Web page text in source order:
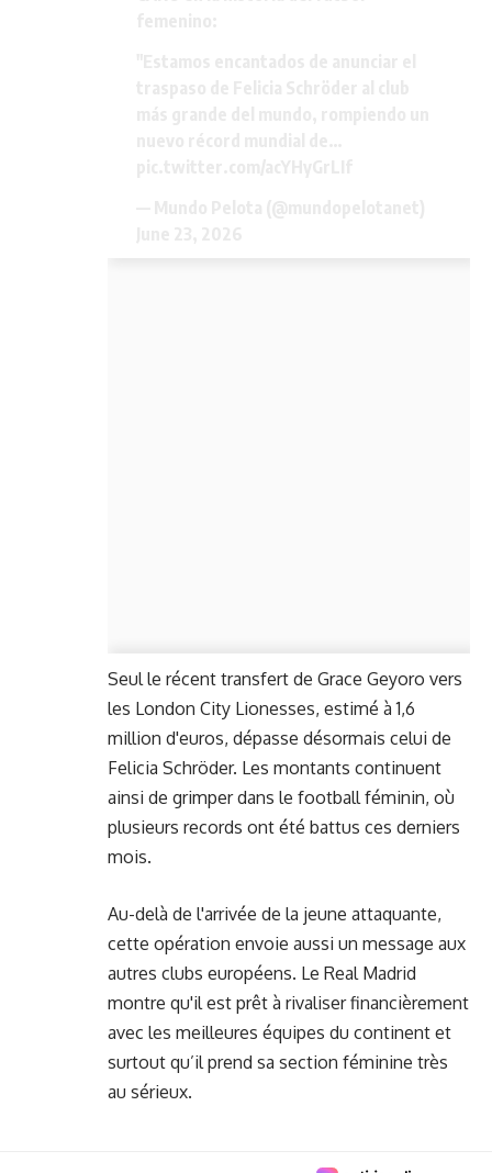
Seul le récent transfert de Grace Geyoro vers
les London City Lionesses, estimé à 1,6
million d'euros, dépasse désormais celui de
Felicia Schröder. Les montants continuent
ainsi de grimper dans le football féminin, où
plusieurs records ont été battus ces derniers
mois.
Au-delà de l'arrivée de la jeune attaquante,
cette opération envoie aussi un message aux
autres clubs européens. Le Real Madrid
montre qu'il est prêt à rivaliser financièrement
avec les meilleures équipes du continent et
surtout qu’il prend sa section féminine très
au sérieux.